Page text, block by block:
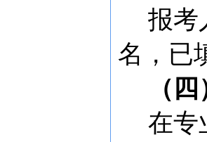
报考
名，已
（
在专